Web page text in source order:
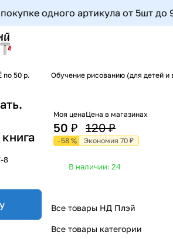
одного артикула от 5шт до
по 50 р. Обучение рисованию (для детей и
8
Моя цена
50 ₽
Цена в магазинах
120 ₽
-58 % Экономия 70 ₽
В наличии: 24
Все товары НД Плэй
Все товары категории